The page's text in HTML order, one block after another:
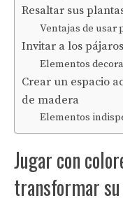
Resaltar sus
Ventajas de usar
Invitar a los
Elementos
Crear un espacio
de madera
Elementos
Jugar con
transformar